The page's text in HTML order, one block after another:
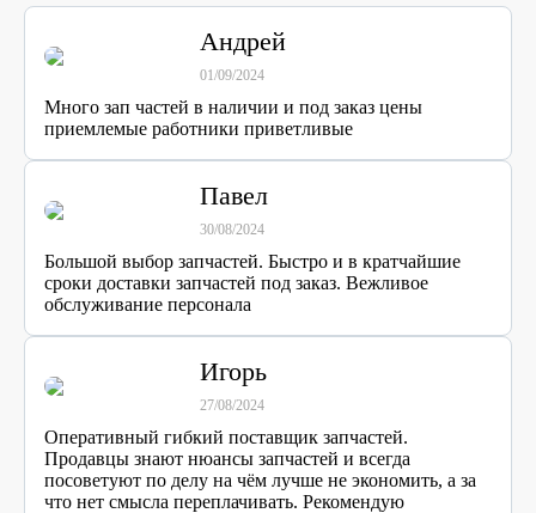
Андрей
01/09/2024
Много зап частей в наличии и под заказ цены
приемлемые работники приветливые
Павел
30/08/2024
Большой выбор запчастей. Быстро и в кратчайшие
сроки доставки запчастей под заказ. Вежливое
обслуживание персонала
Игорь
27/08/2024
Оперативный гибкий поставщик запчастей.
Продавцы знают нюансы запчастей и всегда
посоветуют по делу на чём лучше не экономить, а за
что нет смысла переплачивать. Рекомендую